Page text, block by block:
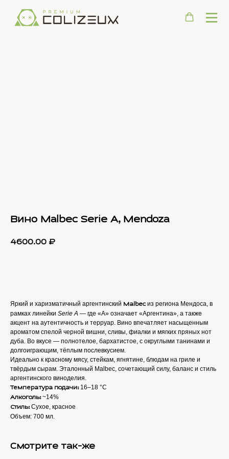
Вино Malbec Serie A, Mendoza
4600.00 ₽
Яркий и харизматичный аргентинский Malbecиз региона Мендоса, в
рамках линейки Serie A — где «A» означает «Аргентина», а также
акцент на аутентичность и терруар. Вино впечатляет насыщенным
ароматом спелой черной вишни, сливы, фиалки и мягких пряных нот
дуба. Во вкусе — полнотелое, бархатистое, с округлыми танинами и
долгоиграющим, тёплым послевкусием.
Идеально к красному мясу, стейкам, ягнятине, блюдам на гриле и
твёрдым сырам. Эталонный Malbec, сочетающий силу, баланс и стиль
аргентинского виноделия.
Температура подачи:16–18 °C
Алкоголь:~14%
Стиль:Сухое, красное
Объем: 700 мл.
Смотрите так-же